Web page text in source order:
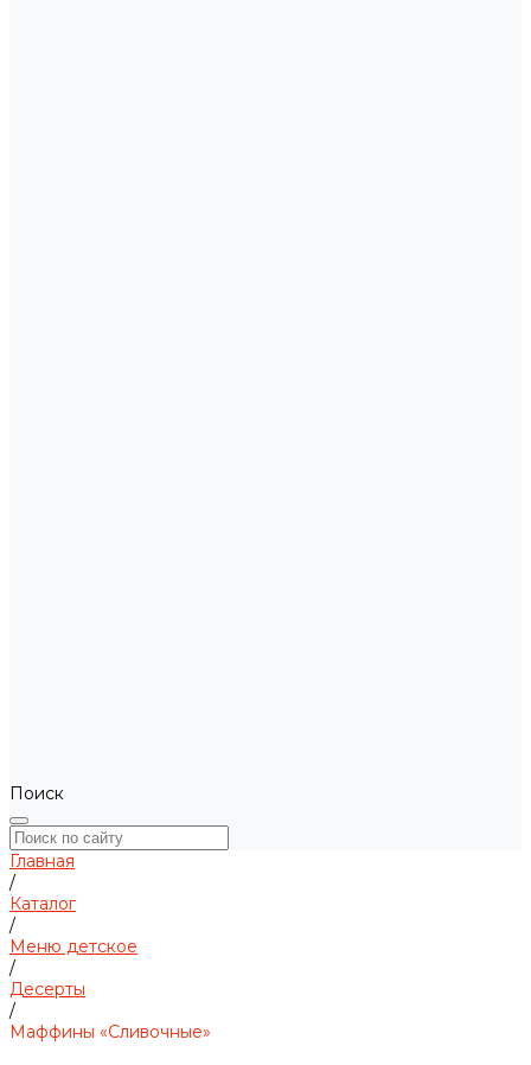
Поиск
Главная
/
Каталог
/
Меню детское
/
Десерты
/
Маффины «Сливочные»